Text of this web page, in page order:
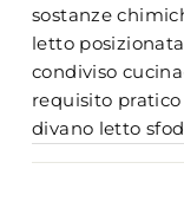
sostanze
letto
condiviso
requisito
divano letto